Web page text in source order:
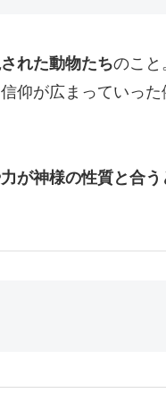
れた動物たちのこと
仰が広まっていった
が神様の性質と合う